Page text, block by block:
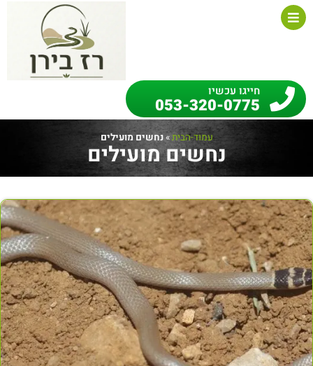
חייגו עכשיו
053-320-0775
עמוד-הבית»נחשים מועילים
נחשים מועילים